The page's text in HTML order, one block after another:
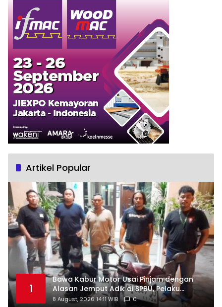
Artikel Popular
1
Bawa Kabur Motor Usai Pinjam dengan
Alasan Jemput Adik di SPBU, Pelaku
Ditangkap Saat COD
8 August, 2026 14:11 WIB 0